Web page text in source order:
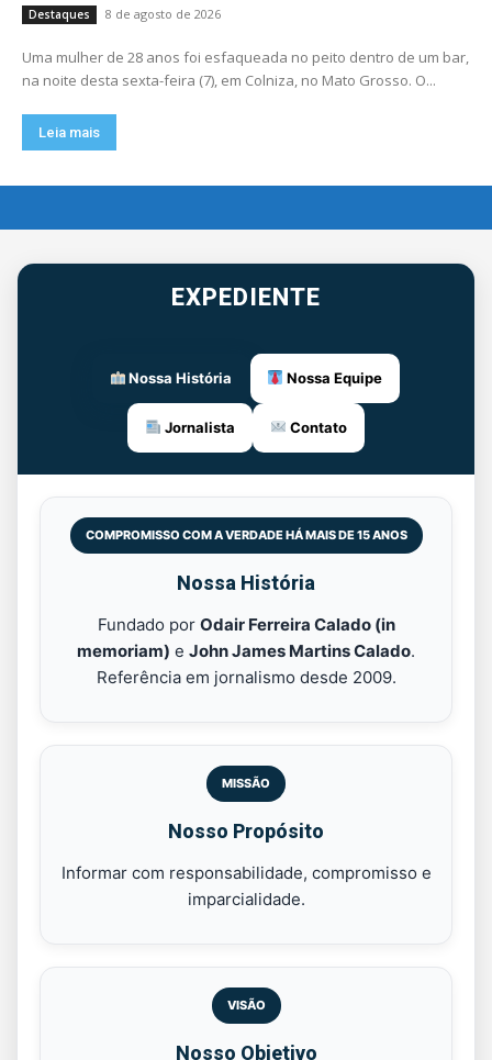
Destaques 8 de agosto de 2026
Uma mulher de 28 anos foi esfaqueada no peito dentro de um bar,
na noite desta sexta-feira (7), em Colniza, no Mato Grosso. O...
Leia mais
EXPEDIENTE
Nossa História Nossa Equipe
Jornalista Contato
COMPROMISSO COM A VERDADE HÁ MAIS DE 15 ANOS
Nossa História
Fundado por Odair Ferreira Calado (in
memoriam) e John James Martins Calado.
Referência em jornalismo desde 2009.
MISSÃO
Nosso Propósito
Informar com responsabilidade, compromisso e
imparcialidade.
VISÃO
Nosso Objetivo